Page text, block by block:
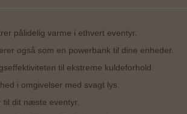
pålidelig varme i ethvert eventyr.
også som en powerbank til dine enheder.
til ekstreme kuldeforhold.
i omgivelser med svagt lys.
til dit næste eventyr.